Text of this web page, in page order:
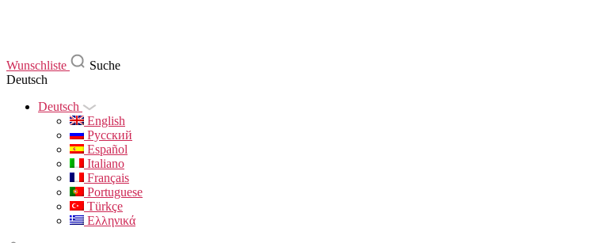
Wunschliste
Suche
Deutsch
Deutsch
English
Русский
Español
Italiano
Français
Portuguese
Türkçe
Ελληνικά